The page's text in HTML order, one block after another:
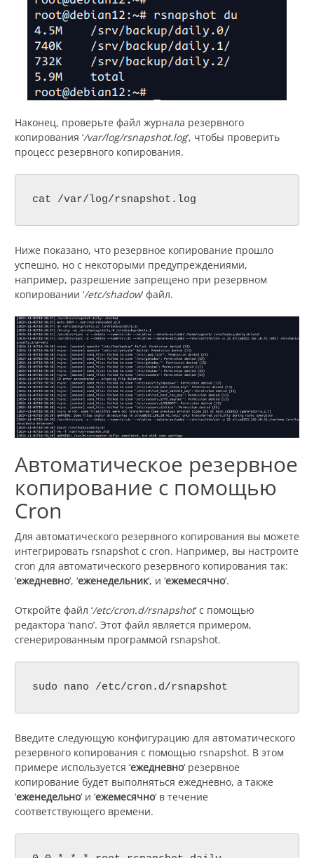
Наконец, проверьте файл журнала резервного
копирования ‘/var/log/rsnapshot.log‘, чтобы проверить
процесс резервного копирования.
cat /var/log/rsnapshot.log
Ниже показано, что резервное копирование прошло
успешно, но с некоторыми предупреждениями,
например, разрешение запрещено при резервном
копировании ‘/etc/shadow‘ файл.
Автоматическое резервное
копирование с помощью
Cron
Для автоматического резервного копирования вы можете
интегрировать rsnapshot с cron. Например, вы настроите
cron для автоматического резервного копирования так:
‘ежедневно‘, ‘еженедельник‘, и ‘ежемесячно‘.
Откройте файл ‘/etc/cron.d/rsnapshot‘ с помощью
редактора ‘nano’. Этот файл является примером,
сгенерированным программой rsnapshot.
sudo nano /etc/cron.d/rsnapshot
Введите следующую конфигурацию для автоматического
резервного копирования с помощью rsnapshot. В этом
примере используется ‘ежедневно‘ резервное
копирование будет выполняться ежедневно, а также
‘еженедельно‘ и ‘ежемесячно‘ в течение
соответствующего времени.